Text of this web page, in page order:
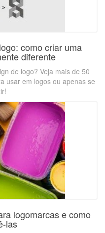
como criar uma
diferente
de logo? Veja mais de 50
usar em logos ou apenas se
logomarcas e como
las